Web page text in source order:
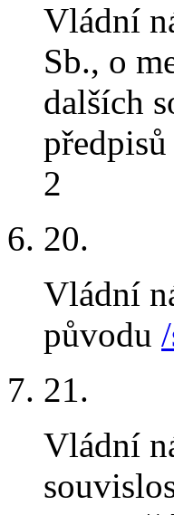
Vládní
Sb., o
dalších
předpisů
2
20.
Vládní
původu
21.
Vládní